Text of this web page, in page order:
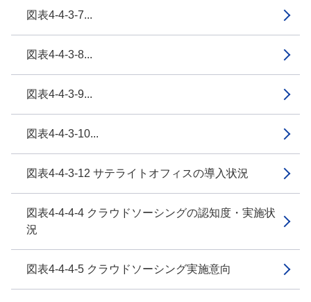
図表4-4-3-7...
図表4-4-3-8...
図表4-4-3-9...
図表4-4-3-10...
図表4-4-3-12 サテライトオフィスの導入状況
図表4-4-4-4 クラウドソーシングの認知度・実施状
況
図表4-4-4-5 クラウドソーシング実施意向